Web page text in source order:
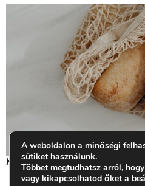
Miben van glutén? Mit jelent a
A weboldalon a minőségi
sütiket használunk.
Többet megtudhatsz arról,
vagy kikapcsolhatod őket a